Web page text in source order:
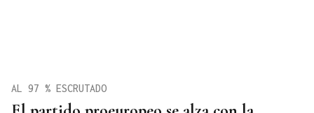
AL 97 % ESCRUTADO